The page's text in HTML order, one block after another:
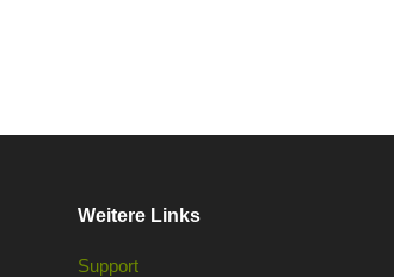
Weitere Links
Support